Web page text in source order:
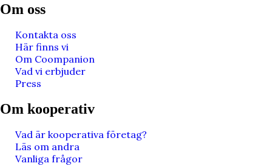
Om oss
Kontakta oss
Här finns vi
Om Coompanion
Vad vi erbjuder
Press
Om kooperativ
Vad är kooperativa företag?
Läs om andra
Vanliga frågor